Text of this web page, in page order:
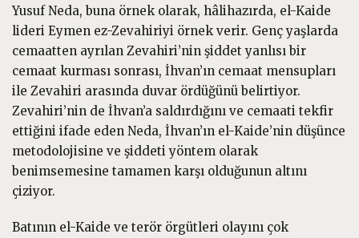
Yusuf Neda, buna örnek olarak, hâlihazırda, el-Kaide
lideri Eymen ez-Zevahiriyi örnek verir. Genç yaşlarda
cemaatten ayrılan Zevahiri’nin şiddet yanlısı bir
cemaat kurması sonrası, İhvan’ın cemaat mensupları
ile Zevahiri arasında duvar ördüğünü belirtiyor.
Zevahiri’nin de İhvan’a saldırdığını ve cemaati tekfir
ettiğini ifade eden Neda, İhvan’ın el-Kaide’nin düşünce
metodolojisine ve şiddeti yöntem olarak
benimsemesine tamamen karşı olduğunun altını
çiziyor.
Batının el-Kaide ve terör örgütleri olayını çok